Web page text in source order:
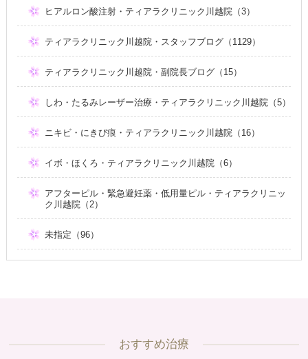
ヒアルロン酸注射・ティアラクリニック川越院（3）
ティアラクリニック川越院・スタッフブログ（1129）
ティアラクリニック川越院・副院長ブログ（15）
しわ・たるみレーザー治療・ティアラクリニック川越院（5）
ニキビ・にきび痕・ティアラクリニック川越院（16）
イボ・ほくろ・ティアラクリニック川越院（6）
アフターピル・緊急避妊薬・低用量ピル・ティアラクリニッ
ク川越院（2）
未指定（96）
おすすめ治療